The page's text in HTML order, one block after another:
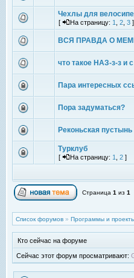
Чехлы для
[ На страницу: 1 2 3 ]
ВСЯ ПРАВДА О
что такое НАЗ-з-з и
Пара интересных
Пора задуматься?
Реконьская пустынь
Турклуб
[ На страницу: 1 2 ]
Страница 1 из 1
Список форумов » Программы и
Кто сейчас на форуме
Сейчас этот форум просматривают: